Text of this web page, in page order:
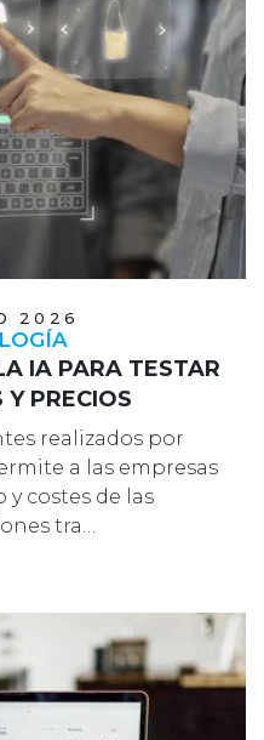
2026
IA PARA TESTAR
PRECIOS
realizados por
a las empresas
costes de las
tra…